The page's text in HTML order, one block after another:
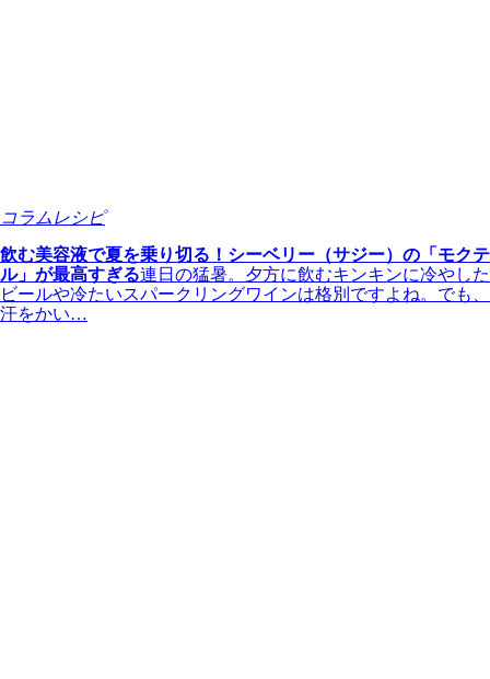
コラムレシピ
飲む美容液で夏を乗り切る！シーベリー（サジー）の「モクテ
ル」が最高すぎる連日の猛暑。夕方に飲むキンキンに冷やした
ビールや冷たいスパークリングワインは格別ですよね。でも、
汗をかい…